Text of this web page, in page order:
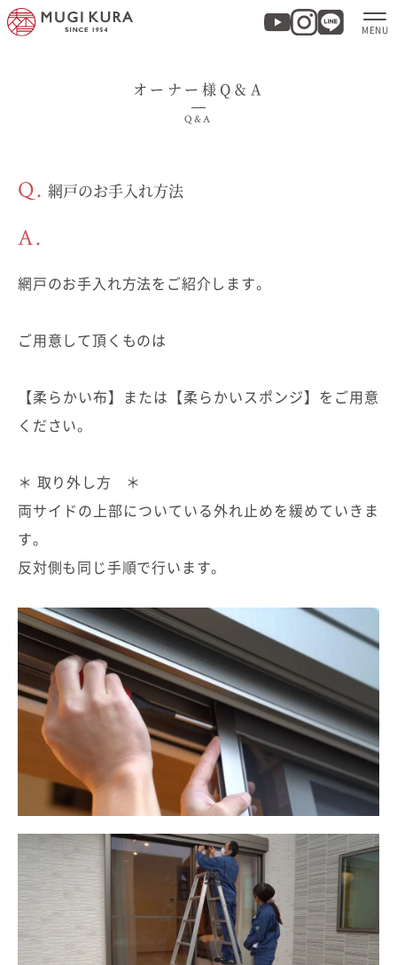
モデルハウス
商品紹介
ニュース
資料請求
お問い合わせ
せ
0120-37-
1806
オーナー様Q＆A
Q&A
Q. 網戸のお手入れ方法
A.
網戸のお手入れ方法をご紹介します。
ご用意して頂くものは
【柔らかい布】または【柔らかいスポンジ】をご用意
ください。
＊ 取り外し方 ＊
両サイドの上部についている外れ止めを緩めていきま
す。
反対側も同じ手順で行います。